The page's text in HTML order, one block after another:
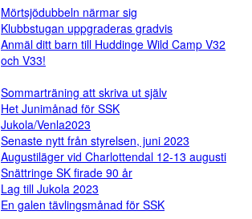
Mörtsjödubbeln närmar sig
Klubbstugan uppgraderas gradvis
Anmäl ditt barn till Huddinge Wild Camp V32
och V33!
Sommarträning att skriva ut själv
Het Junimånad för SSK
Jukola/Venla2023
Senaste nytt från styrelsen, juni 2023
Augustiläger vid Charlottendal 12-13 augusti
Snättringe SK firade 90 år
Lag till Jukola 2023
En galen tävlingsmånad för SSK